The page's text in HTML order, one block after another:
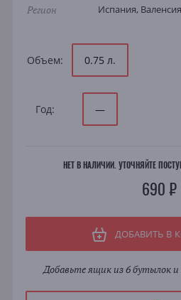
Регион Испания, Валенсия
Объем: 0.75 л.
Год: —
НЕТ В НАЛИЧИИ. УТОЧНЯЙТЕ
690 ₽
ДОБАВИТЬ В
Добавьте ящик из 6 бутылок и